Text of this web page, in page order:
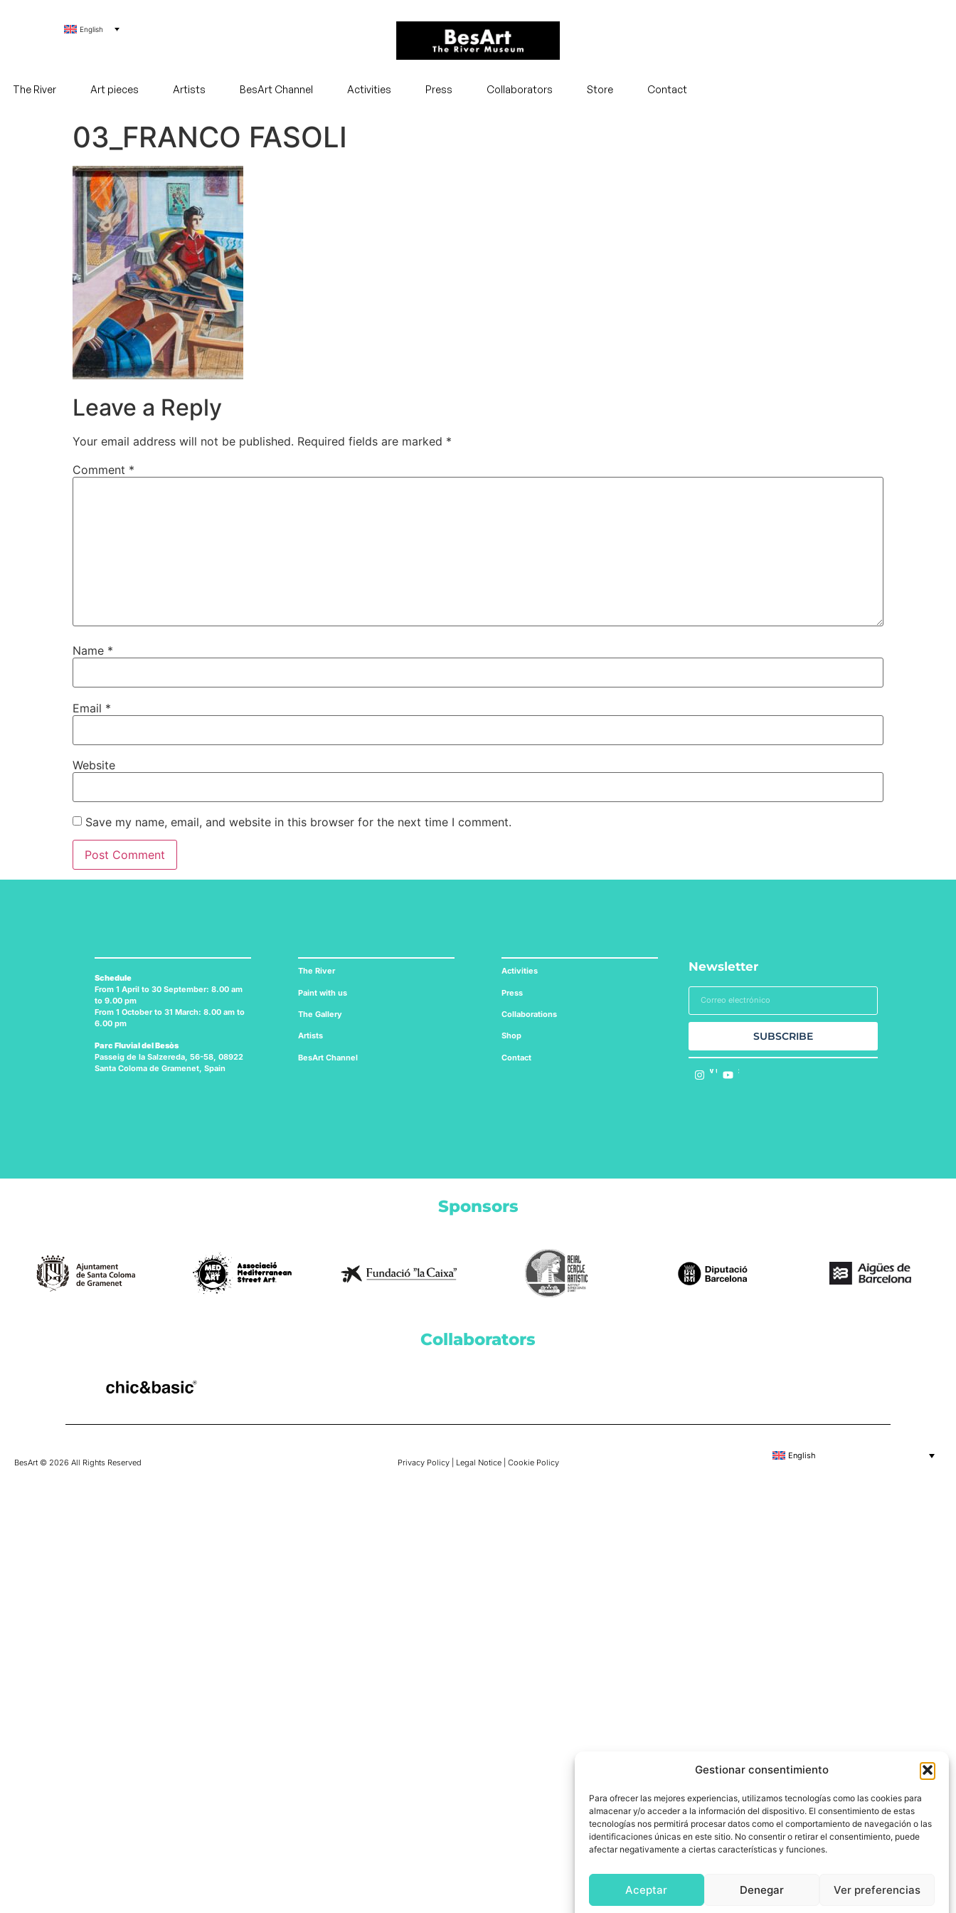
Gestionar consentimiento
Para ofrecer las mejores experiencias, utilizamos tecnologías como las cookies para
almacenar y/o acceder a la información del dispositivo. El consentimiento de estas
tecnologías nos permitirá procesar datos como el comportamiento de navegación o las
identificaciones únicas en este sitio. No consentir o retirar el consentimiento, puede
afectar negativamente a ciertas características y funciones.
Aceptar Denegar Ver preferencias
English
The River Art pieces Artists BesArt Channel Activities Press Collaborators Store Contact
03_FRANCO FASOLI
Leave a Reply
Your email address will not be published. Required fields are marked *
Comment *
Name *
Email *
Website
Save my name, email, and website in this browser for the next time I comment.
Schedule
From 1 April to 30 September: 8.00 am
to 9.00 pm
From 1 October to 31 March: 8.00 am to
6.00 pm
Parc Fluvial del Besòs
Passeig de la Salzereda, 56-58, 08922
Santa Coloma de Gramenet, Spain
The River
Paint with us
The Gallery
Artists
BesArt Channel
Activities
Press
Collaborations
Shop
Contact
Newsletter
SUBSCRIBE
Follow us on:
Sponsors
Collaborators
BesArt © 2026 All Rights Reserved Privacy Policy| Legal Notice| Cookie Policy
English